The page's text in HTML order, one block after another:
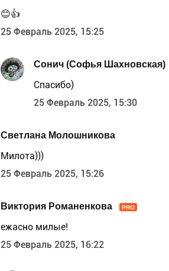
😊👍
25 Февраль 2025, 15:25
Сонич (Софья Шахновская)
Спасибо)
25 Февраль 2025, 15:30
Светлана Молошникова
Милота)))
25 Февраль 2025, 15:26
Виктория Романенкова PRO
ежасно милые!
25 Февраль 2025, 16:22